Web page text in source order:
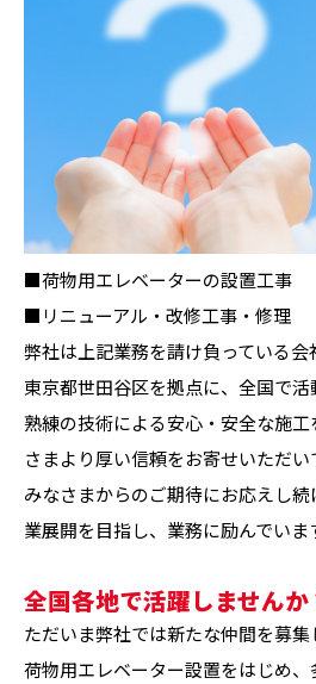
■荷物用エレベーターの設置工事
■リニューアル・改修工事・修理
弊社は上記業務を請け負っている会
東京都世田谷区を拠点に、全国で活
熟練の技術による安心・安全な施
さまより厚い信頼をお寄せいただい
みなさまからのご期待にお応えし
業展開を目指し、業務に励んでいま
全国各地で活躍しませんか
ただいま弊社では新たな仲間を募集
荷物用エレベーター設置をはじめ